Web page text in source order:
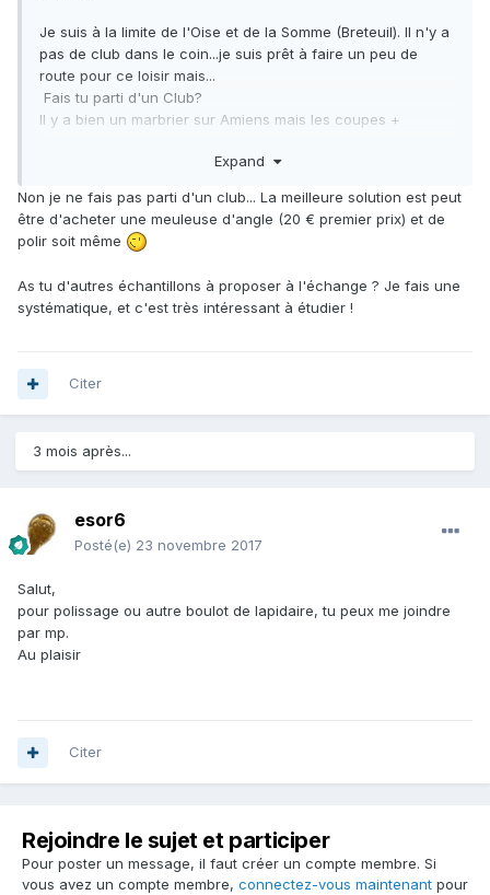
Je suis à la limite de l'Oise et de la Somme (Breteuil). Il n'y a
pas de club dans le coin...je suis prêt à faire un peu de
route pour ce loisir mais...
Fais tu parti d'un Club?
Il y a bien un marbrier sur Amiens mais les coupes +
de belles marcassites (photo prise chez un agriculteur qui
l'avait stocké dans un coin) ressemblant à celles que tu
trouves au Cap Blanc Nez. (ci dessous).
Expand
Non je ne fais pas parti d'un club... La meilleure solution est peut
être d'acheter une meuleuse d'angle (20 € premier prix) et de
polir soit même
As tu d'autres échantillons à proposer à l'échange ? Je fais une
systématique, et c'est très intéressant à étudier !
Citer
3 mois après...
esor6
Posté(e) 23 novembre 2017
Salut,
pour polissage ou autre boulot de lapidaire, tu peux me joindre
par mp.
Au plaisir
Citer
Rejoindre le sujet et participer
Pour poster un message, il faut créer un compte membre. Si
vous avez un compte membre, connectez-vous maintenant pour